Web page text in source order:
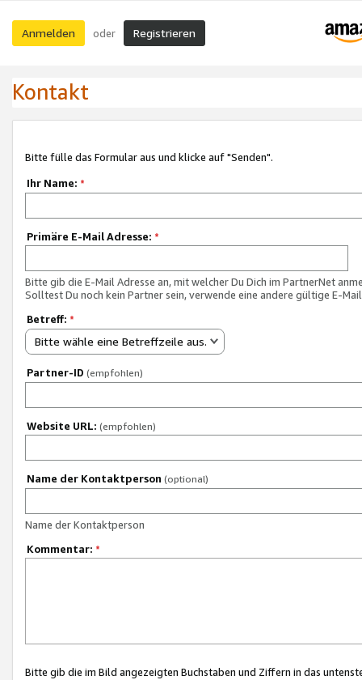
Anmelden oder Registrieren
Kontakt
Bitte fülle das Formular aus und klicke auf "Senden".
Ihr Name: *
Primäre E-Mail Adresse: *
Bitte gib die E-Mail Adresse an, mit welcher Du Dich im PartnerNet
Solltest Du noch kein Partner sein, verwende eine andere gültige E-
Betreff: *
Bitte wähle eine Betreffzeile aus.
Partner-ID (empfohlen)
Website URL: (empfohlen)
Name der Kontaktperson (optional)
Name der Kontaktperson
Kommentar: *
Bitte gib die im Bild angezeigten Buchstaben und Ziffern in das